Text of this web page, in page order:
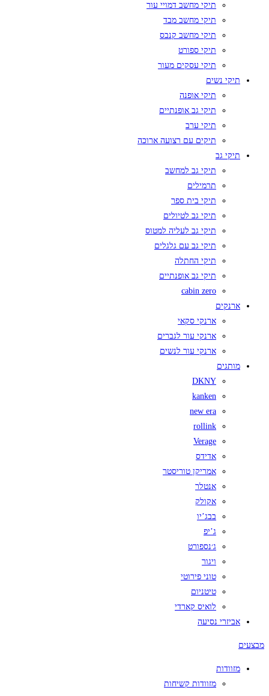
תיקי מחשב דמויי עור
תיקי מחשב מבד
תיקי מחשב קנבס
תיקי ספורט
תיקי עסקים מעור
תיקי נשים
תיקי אופנה
תיקי גב אופנתיים
תיקי ערב
תיקים עם רצועה ארוכה
תיקי גב
תיקי גב למחשב
תרמילים
תיקי בית ספר
תיקי גב לטיולים
תיקי גב לעליה למטוס
תיקי גב עם גלגלים
תיקי החתלה
תיקי גב אופנתיים
cabin zero
ארנקים
ארנקי סקאי
ארנקי עור לגברים
ארנקי עור לנשים
מותגים
DKNY
kanken
new era
rollink
Verage
אדידס
אמריקן טוריסטר
אנטלר
אקולק
בבג’יו
ג’יפ
ג׳נספורט
ויגור
טוני פירוטי
טיטניום
לואיס קארדי
אביזרי נסיעה
מבצעים
מזוודות
מזוודות קשיחות